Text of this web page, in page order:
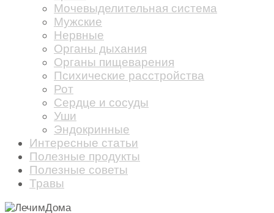
Мочевыделительная система
Мужские
Нервные
Органы дыхания
Органы пищеварения
Психические расстройства
Рот
Сердце и сосуды
Уши
Эндокринные
Интересные статьи
Полезные продукты
Полезные советы
Травы